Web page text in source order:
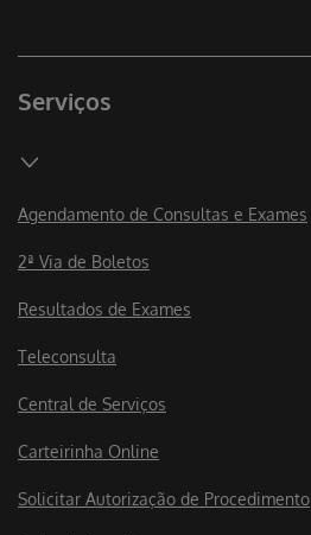
Serviços
Agendamento de Consultas e Exames
2ª Via de Boletos
Resultados de Exames
Teleconsulta
Central de Serviços
Carteirinha Online
Solicitar Autorização de Procedimento